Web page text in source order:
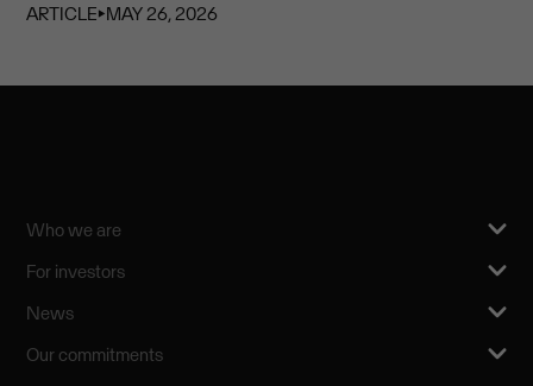
ARTICLE⏵MAY 26, 2026
Who we are
For investors
News
Our commitments